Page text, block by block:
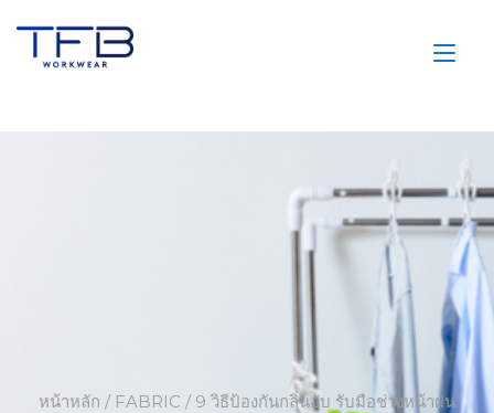
หน้าหลัก / FABRIC / 9 วิธีป้องกันกลิ่นอับ รับมือช่วงหน้าฝน